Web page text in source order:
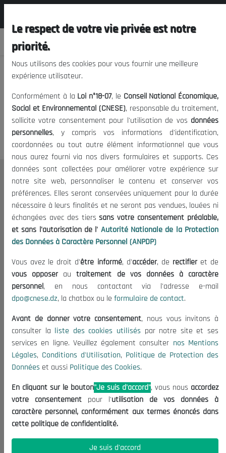
Nous vous prions de nous
excuser, mais l'accès à ce
contenu est restreint.
Le CNESE
A Propos
Le président
Organisation
Publications
Informations utiles
Appels d'offres et Consultations
Mentions Légales
Conditions d'Utilisation
Politique de Protection des Données
Politique des Cookies
Nous Contacter
(+213) 021 98 01 00|01|02
contact@cnese.dz
Suggestions ou Initiatives ?
Newsletter
dernières nouvelles.
Le respect de votre vie privée est notre
priorité.
Nous utilisons des cookies pour vous fournir une meilleure
expérience utilisateur.
Conformément à la Loi n°18-07, le Conseil National Économique,
Social et Environnemental (CNESE), responsable du traitement,
sollicite votre consentement pour l'utilisation de vos données
personnelles, y compris vos informations d'identification,
coordonnées ou tout autre élément informationnel que vous
nous aurez fourni via nos divers formulaires et supports. Ces
données sont collectées pour améliorer votre expérience sur
notre site web, personnaliser le contenu et conserver vos
préférences. Elles seront conservées uniquement pour la durée
nécessaire à leurs finalités et ne seront pas vendues, louées ni
échangées avec des tierssans votre consentement préalable,
et sans l'autorisation de l' Autorité Nationale de la Protection
des Données à Caractère Personnel (ANPDP)
Vous avez le droit d'être informé, d'accéder, de rectifieret de
vous opposerautraitement de vos données à caractère
personnel, en nous contactant via l'adresse e-mail
dpo@cnese.dz, la chatbox ou le formulaire de contact.
Avant de donner votre consentement, nous vous invitons à
consulter la liste des cookies utilisés par notre site et ses
services en ligne. Veuillez également consulter nos Mentions
Légales, Conditions d'Utilisation, Politique de Protection des
Données et aussi Politique des Cookies.
En cliquant sur le bouton"Je suis d'accord", vous nous accordez
votre consentement pour l'utilisation de vos données à
caractère personnel, conformément aux termes énoncés dans
cette politique de confidentialité.
Je suis d'accord